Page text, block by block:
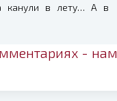
канули в лету… А в
- нам